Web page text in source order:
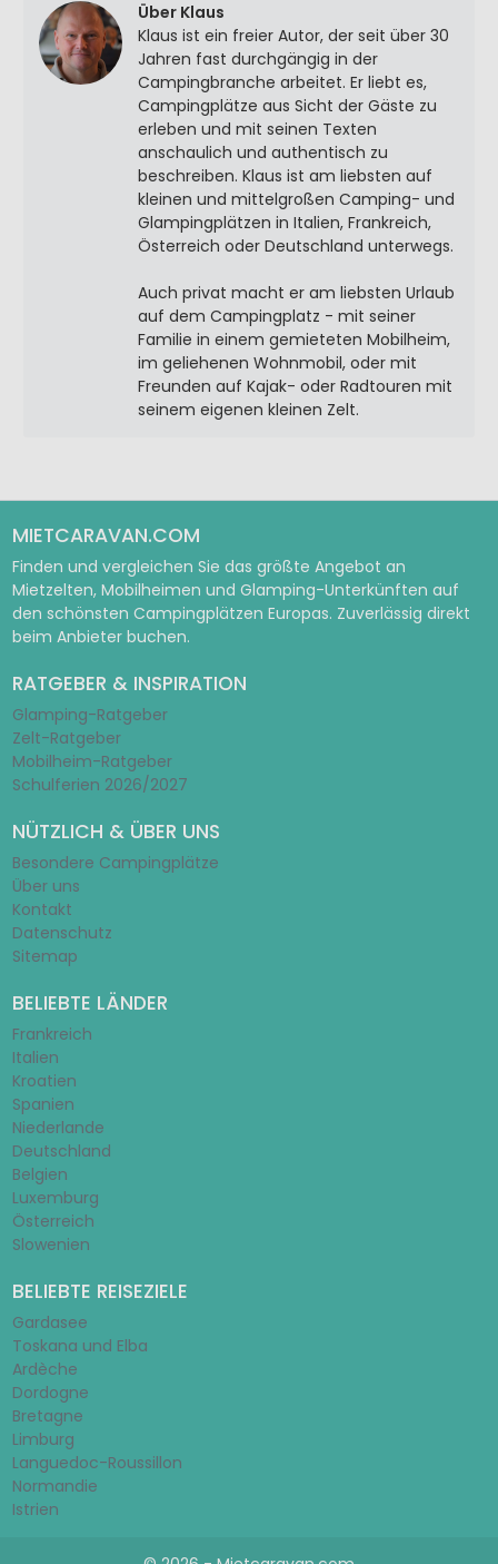
Über Klaus
Klaus ist ein freier Autor, der seit über 30
Jahren fast durchgängig in der
Campingbranche arbeitet. Er liebt es,
Campingplätze aus Sicht der Gäste zu
erleben und mit seinen Texten
anschaulich und authentisch zu
beschreiben. Klaus ist am liebsten auf
kleinen und mittelgroßen Camping- und
Glampingplätzen in Italien, Frankreich,
Österreich oder Deutschland unterwegs.
Auch privat macht er am liebsten Urlaub
auf dem Campingplatz - mit seiner
Familie in einem gemieteten Mobilheim,
im geliehenen Wohnmobil, oder mit
Freunden auf Kajak- oder Radtouren mit
seinem eigenen kleinen Zelt.
MIETCARAVAN.COM
Finden und vergleichen Sie das größte Angebot an
Mietzelten, Mobilheimen und Glamping-Unterkünften auf
den schönsten Campingplätzen Europas. Zuverlässig direkt
beim Anbieter buchen.
RATGEBER & INSPIRATION
Glamping-Ratgeber
Zelt-Ratgeber
Mobilheim-Ratgeber
Schulferien 2026/2027
NÜTZLICH & ÜBER UNS
Besondere Campingplätze
Über uns
Kontakt
Datenschutz
Sitemap
BELIEBTE LÄNDER
Frankreich
Italien
Kroatien
Spanien
Niederlande
Deutschland
Belgien
Luxemburg
Österreich
Slowenien
BELIEBTE REISEZIELE
Gardasee
Toskana und Elba
Ardèche
Dordogne
Bretagne
Limburg
Languedoc-Roussillon
Normandie
Istrien